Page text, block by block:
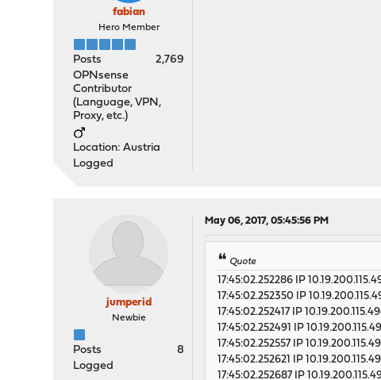
fabian
Hero Member
Posts
2,769
OPNsense
Contributor
(Language, VPN,
Proxy, etc.)
Location: Austria
Logged
jumperid
Newbie
Posts
8
Logged
May 06, 2017, 05:45:56 PM
Quote
17:45:02.252286 IP
17:45:02.252350 IP
17:45:02.252417 IP
17:45:02.252491 IP
17:45:02.252557 IP
17:45:02.252621 IP
17:45:02.252687 IP